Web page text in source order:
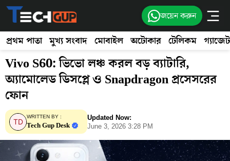
জয়েন করুন
প্রথম পাতা মুখ্য সংবাদ মোবাইল অটোকার টেলিকম গ্যাজেট
Vivo S60: ভিভো লঞ্চ করল বড় ব্যাটারি,
অ্যামোলেড ডিসপ্লে ও Snapdragon প্রসেসরের
ফোন
WRITTEN BY :
Tech Gup Desk
Updated Now:
June 3, 2026 3:28 PM